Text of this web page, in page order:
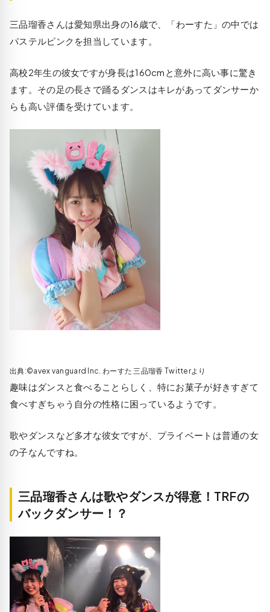
三品瑠香さんは愛知県出身の16歳で、「わーすた」の中では
パステルピンクを担当しています。
高校2年生の彼女ですが身長は160cmと意外に高い事に驚き
ます。その足の長さで踊るダンスはキレがあってダンサーか
らも高い評価を受けています。
出典:©avex vanguard Inc. わーすた 三品瑠香 Twitterより
趣味はダンスと食べることらしく、特にお菓子が好きすぎて
食べすぎちゃう自分の性格に困っているようです。
歌やダンスなど多才な彼女ですが、プライベートは普通の女
の子なんですね。
三品瑠香さんは歌やダンスが得意！TRFの
バックダンサー！？